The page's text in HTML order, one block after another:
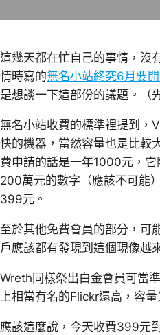
這幾天都在忙自己的事情，沒
情時寫的無名小站終究6月要
是想談一下這部份的議題。（
無名小站收費的標準裡提到，
快的機器，當然容量也是比較
費申請的話是一年1000元，
200萬元的數字（應該不可能
399元。
至於其他免費會員的部分，可
戶應該都有發現到這個現像越
Wreth同樣祭出白金會員可當
上相當有名的Flickr還高，容
應該這麼說，今天收費399元